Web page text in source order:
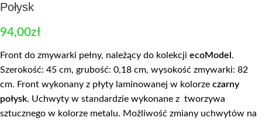
Połysk
94,00zł
Front do zmywarki pełny, należący do kolekcji ecoModel .
Szerokość: 45 cm, grubość: 0,18 cm, wysokość zmywarki: 82
cm. Front wykonany z płyty laminowanej w kolorze czarny
połysk. Uchwyty w standardzie wykonane z tworzywa
sztucznego w kolorze metalu. Możliwość zmiany uchwytów na